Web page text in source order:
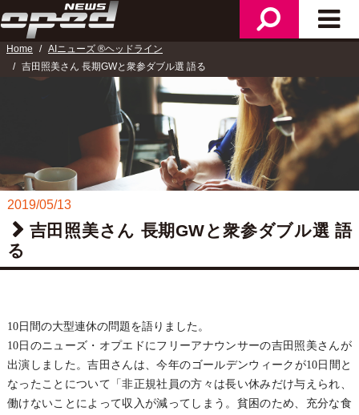
検
メ
ュ
ー
Home
AIニューズ ®ヘッドライン
吉田照美さん 長期GWと衆参ダブル選 語る
2019/05/13
吉田照美さん 長期GWと衆参ダブル選 語
る
10日間の大型連休の問題を語りました。
10日のニューズ・オプエドにフリーアナウンサーの吉田照美さんが
出演しまし た。吉田さんは、今年のゴールデンウィークが10日間と
なったこ とについて 「非正規社員の方々は長い休みだけ与えられ、
働けないことによっ て収入が減 ってしまう。貧困のため、充分な食
ニ